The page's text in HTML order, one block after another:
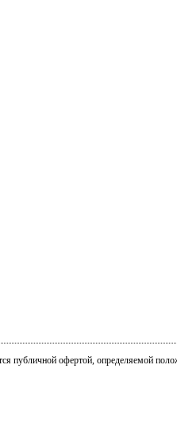
публичной офертой, определяемой